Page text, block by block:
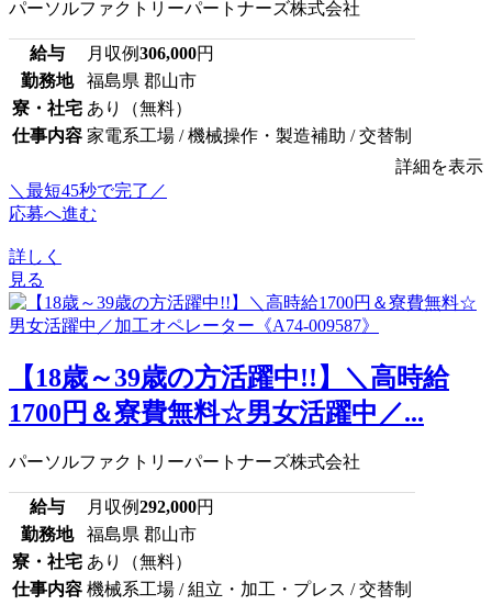
パーソルファクトリーパートナーズ株式会社
給与 月収例306,000円
勤務地
福島県 郡山市
寮・社宅 あり（無料）
仕事内容 家電系工場 / 機械操作・製造補助 / 交替制
詳細を表示
＼最短45秒で完了／
応募へ進む
詳しく
見る
【18歳～39歳の方活躍中!!】＼高時給
1700円＆寮費無料☆男女活躍中／...
パーソルファクトリーパートナーズ株式会社
給与 月収例292,000円
勤務地
福島県 郡山市
寮・社宅 あり（無料）
仕事内容 機械系工場 / 組立・加工・プレス / 交替制